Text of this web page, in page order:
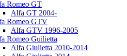
Romeo GT
Alfa GT 2004-
Romeo GTV
Alfa GTV 1996-2005
Romeo Guilietta
Alfa Giulietta 2010-2014